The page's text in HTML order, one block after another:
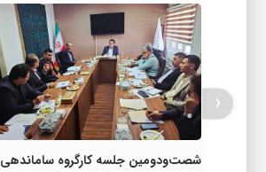
شصت‌ودومین جلسه کارگروه ساماندهی
‹